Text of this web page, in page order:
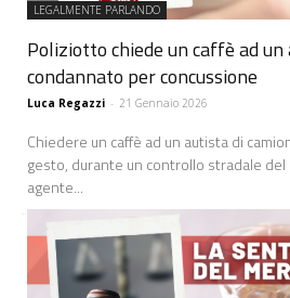
LEGALMENTE PARLANDO
Poliziotto chiede un caffè ad
condannato per concussione
Luca Regazzi - 21 Gennaio 2026
Chiedere un caffè ad un autista di
gesto, durante un controllo stradale
agente...